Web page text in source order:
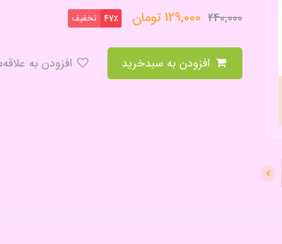
240,000
129,000تومان 47٪ تخفیف